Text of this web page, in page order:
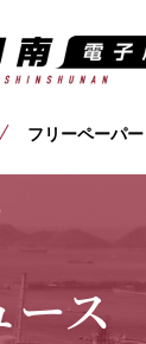
フリーペーパー
ース